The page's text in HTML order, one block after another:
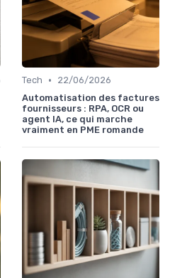
Tech •
22/06/2026
Automatisation des factures
fournisseurs : RPA, OCR ou
agent IA, ce qui marche
vraiment en PME romande